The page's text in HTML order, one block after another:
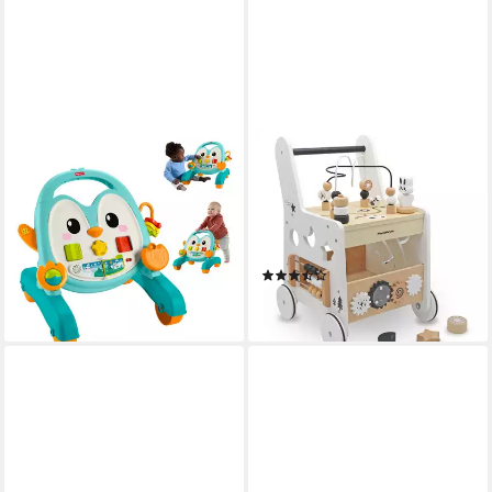
Lauflernwagen Fisher-Price
Pinguin
34,78 €
lieferbar - in 2-3 Werktagen bei dir
MAMABRUM
Lauflernwagen
multifunktionaler Holz-
Lauflernwagen mit
Aktivitätsspielzeug - 6 in 1
(10)
45,14 €
lieferbar - in 3-4 Werktagen bei dir